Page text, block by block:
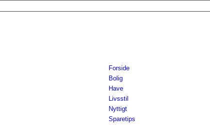
Forside
Bolig
Have
Livsstil
Nyttigt
Sparetips